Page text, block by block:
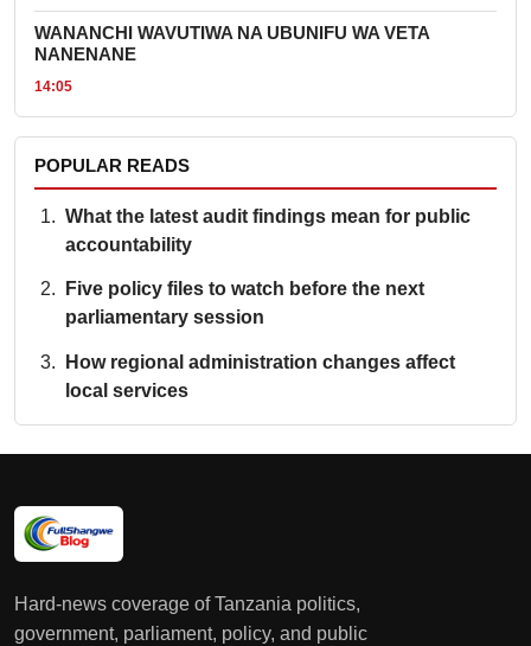
WANANCHI WAVUTIWA NA UBUNIFU WA VETA
NANENANE
14:05
POPULAR READS
What the latest audit findings mean for public
accountability
Five policy files to watch before the next
parliamentary session
How regional administration changes affect
local services
Hard-news coverage of Tanzania politics,
government, parliament, policy, and public